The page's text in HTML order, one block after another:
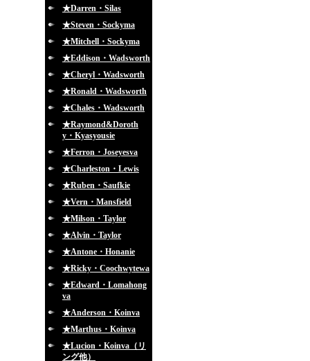
★Darren・Silas
★Steven・Sockyma
★Mitchell・Sockyma
★Eddison・Wadsworth
★Cheryl・Wadsworth
★Ronald・Wadsworth
★Chales・Wadsworth
★Raymond&Doroth
y・Kyasyousie
★Ferron・Joseyesva
★Charleston・Lewis
★Ruben・Saufkie
★Vern・Mansfield
★Milson・Taylor
★Alvin・Taylor
★Antone・Honanie
★Ricky・Coochwytewa
★Edward・Lomahong
va
★Anderson・Koinva
★Marthus・Koinva
★Lucion・Koinva（リ
ング他）